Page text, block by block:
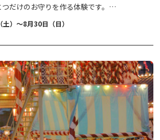
だけのお守りを作る体験です。
、お守りのパッケージや紐までを自分好みに
開始時間の5分前までに会場にお越しくださ
毎日開催します。
いただけます。歴史解説など、なるほど！と
。
）～8月30日（日）